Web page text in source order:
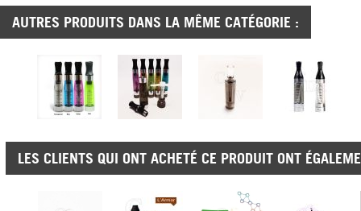
AUTRES PRODUITS DANS LA MÊME CATÉGORIE :
LES CLIENTS QUI ONT ACHETÉ CE PRODUIT ONT